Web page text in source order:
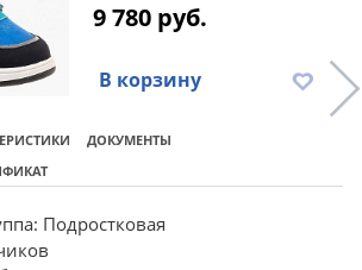
9 780 руб.
В корзину
ДОКУМЕНТЫ
Подростковая